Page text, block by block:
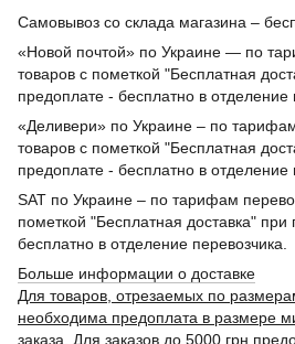
Самовывоз со склада магазина –
«Новой почтой» по Украине — по
товаров с пометкой "Бесплатная
предоплате - бесплатно в отделение
«Деливери» по Украине – по
товаров с пометкой "Бесплатная
предоплате - бесплатно в отделение
SAT по Украине – по тарифам
пометкой "Бесплатная доставка"
бесплатно в отделение перевозчика.
Больше информации о доставке
Для товаров, отрезаемых по
необходима предоплата в размере
заказа. Для заказов до 5000 грн